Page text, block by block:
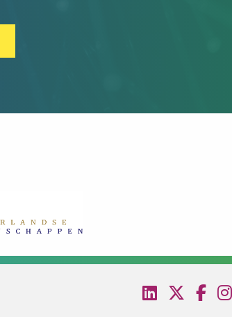
BezoekBezoekBezoek